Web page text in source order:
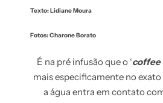
Texto: Lidiane Moura
Fotos: Charone Borato
É na pré infusão que o ‘coffee
mais especificamente no
a água entra em contato